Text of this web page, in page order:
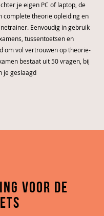
je eigen PC of laptop, de
complete theorie opleiding en
Eenvoudig in gebruik
tussentoetsen en
om vol vertrouwen op theorie-
bestaat uit 50 vragen, bij
je geslaagd
voor de